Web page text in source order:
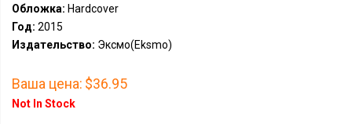
Обложка: Hardcover
Год: 2015
Издательство: Эксмо(Eksmo)
Ваша цена: $36.95
Not In Stock